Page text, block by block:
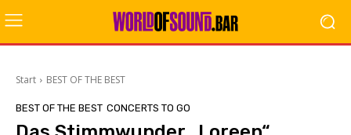
Start BEST OF THE BEST
BEST OF THE BEST CONCERTS TO GO